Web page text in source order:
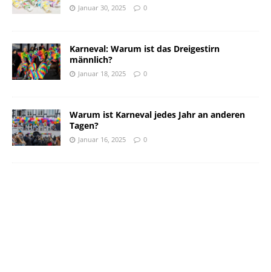
Januar 30, 2025 0
Karneval: Warum ist das Dreigestirn
männlich?
Januar 18, 2025 0
Warum ist Karneval jedes Jahr an anderen
Tagen?
Januar 16, 2025 0